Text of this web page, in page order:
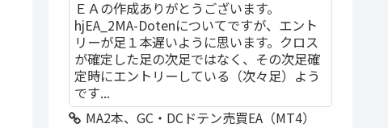
ＥＡの作成ありがとうございます。
hjEA_2MA-Dotenについてですが、エント
リーが足１本遅いように思います。クロス
が確定した足の次足ではなく、その次足確
定時にエントリーしている（次々足）よう
です...
MA2本、GC・DCドテン売買EA（MT4）